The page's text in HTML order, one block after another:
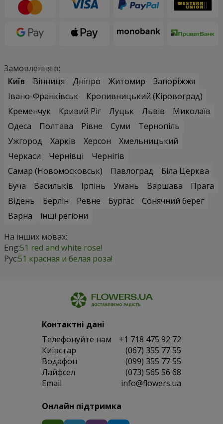
Замовлення в:
Київ
Вінниця Дніпро Житомир
Запоріжжя
Івано-Франківськ
Кропивницький (Кіровоград)
Кременчук
Кривий Ріг Луцьк Львів
Миколаїв
Одеса
Полтава Рівне Суми
Тернопіль
Ужгород
Харків Херсон
Хмельницький
Черкаси
Чернівці
Чернігів
Самар (Новомосковськ)
Павлоград
Біла Церква
Буча
Васильків Ірпінь Умань Варшава
Прага
Відень
Берлін Ревне Бургас
Сонячний берег
Варна
інші регіони
На інших мовах:
Eng:51 red and white rose!
Рус:51 красная и белая роза!
Контактні дані
Телефонуйте нам
+1 718 475 92 72
Київстар
(067) 355 77 55
Водафон
(099) 355 77 55
Лайфсел
(073) 565 56 68
Email
info@flowers.ua
Онлайн підтримка